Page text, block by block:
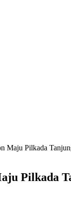
Maju Pilkada
Pilkada